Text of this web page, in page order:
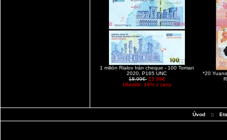
1 milión Rialov Irán cheque - 100 Toman
2020, P165 UNC
18.99€ 15.99€
Ušetríte: 16% z ceny
*20
Úvod ::